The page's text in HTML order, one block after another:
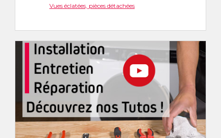
Vues éclatées, pièces détachées